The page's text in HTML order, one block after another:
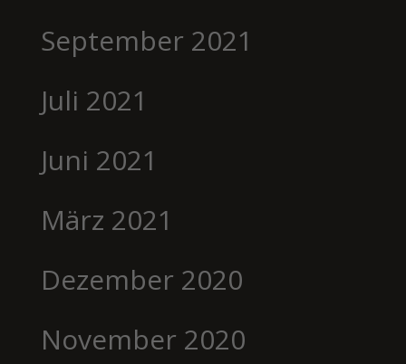
September 2021
Juli 2021
Juni 2021
März 2021
Dezember 2020
November 2020